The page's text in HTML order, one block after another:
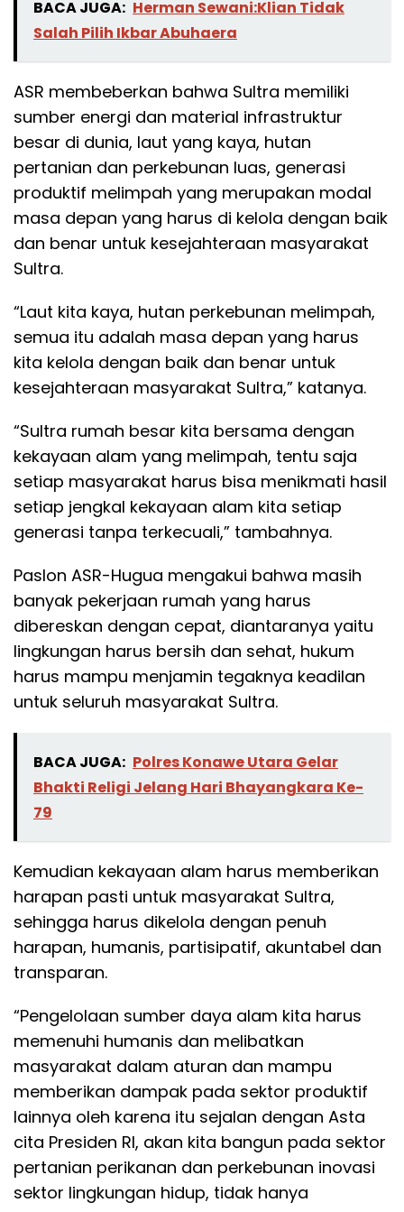
BACA JUGA: Herman Sewani:Klian Tidak
Salah Pilih Ikbar Abuhaera
ASR membeberkan bahwa Sultra memiliki
sumber energi dan material infrastruktur
besar di dunia, laut yang kaya, hutan
pertanian dan perkebunan luas, generasi
produktif melimpah yang merupakan modal
masa depan yang harus di kelola dengan baik
dan benar untuk kesejahteraan masyarakat
Sultra.
“Laut kita kaya, hutan perkebunan melimpah,
semua itu adalah masa depan yang harus
kita kelola dengan baik dan benar untuk
kesejahteraan masyarakat Sultra,” katanya.
“Sultra rumah besar kita bersama dengan
kekayaan alam yang melimpah, tentu saja
setiap masyarakat harus bisa menikmati hasil
setiap jengkal kekayaan alam kita setiap
generasi tanpa terkecuali,” tambahnya.
Paslon ASR-Hugua mengakui bahwa masih
banyak pekerjaan rumah yang harus
dibereskan dengan cepat, diantaranya yaitu
lingkungan harus bersih dan sehat, hukum
harus mampu menjamin tegaknya keadilan
untuk seluruh masyarakat Sultra.
BACA JUGA: Polres Konawe Utara Gelar
Bhakti Religi Jelang Hari Bhayangkara Ke-
79
Kemudian kekayaan alam harus memberikan
harapan pasti untuk masyarakat Sultra,
sehingga harus dikelola dengan penuh
harapan, humanis, partisipatif, akuntabel dan
transparan.
“Pengelolaan sumber daya alam kita harus
memenuhi humanis dan melibatkan
masyarakat dalam aturan dan mampu
memberikan dampak pada sektor produktif
lainnya oleh karena itu sejalan dengan Asta
cita Presiden RI, akan kita bangun pada sektor
pertanian perikanan dan perkebunan inovasi
sektor lingkungan hidup, tidak hanya